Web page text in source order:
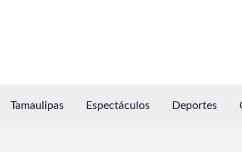
Tamaulipas Espectáculos Deportes